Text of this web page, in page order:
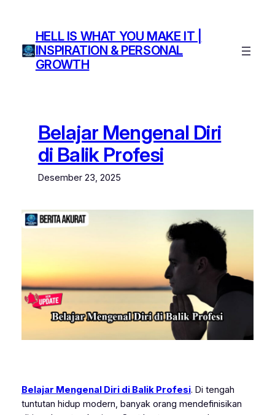
HELL IS WHAT YOU MAKE IT |
INSPIRATION & PERSONAL
GROWTH
Belajar Mengenal Diri
di Balik Profesi
Desember 23, 2025
Belajar Mengenal Diri di Balik Profesi. Di tengah
tuntutan hidup modern, banyak orang mendefinisikan